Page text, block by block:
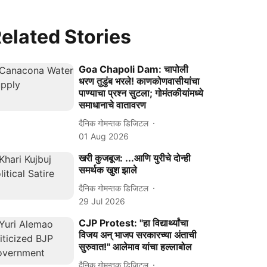
Stories
Goa Chapoli Dam: चापोली
धरण तुडुंब भरले! काणकोणवासीयांचा
पाण्याचा प्रश्न सुटला; गोमंतकीयांमध्ये
समाधानाचे वातावरण
दैनिक गोमन्तक डिजिटल
01 Aug 2026
खरी कुजबूज: ...आणि युरीचे दोन्ही
समर्थक खुश झाले
दैनिक गोमन्तक डिजिटल
29 Jul 2026
CJP Protest: "हा विद्यार्थ्यांचा
विजय अन् भाजप सरकारच्या अंताची
सुरुवात!" आलेमाव यांचा हल्लाबोल
दैनिक गोमन्तक डिजिटल